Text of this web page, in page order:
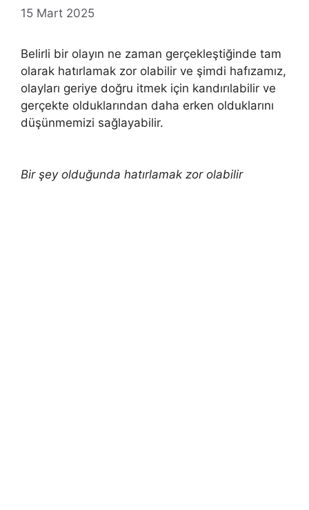
15 Mart 2025
Belirli bir olayın ne zaman gerçekleştiğinde tam
olarak hatırlamak zor olabilir ve şimdi hafızamız,
olayları geriye doğru itmek için kandırılabilir ve
gerçekte olduklarından daha erken olduklarını
düşünmemizi sağlayabilir.
Bir şey olduğunda hatırlamak zor olabilir